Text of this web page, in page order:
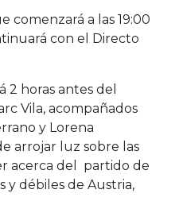
comenzará a las 19:00
con el Directo
2 horas antes del
Vila, acompañados
y Lorena
arrojar luz sobre las
acerca del partido de
y débiles de Austria,